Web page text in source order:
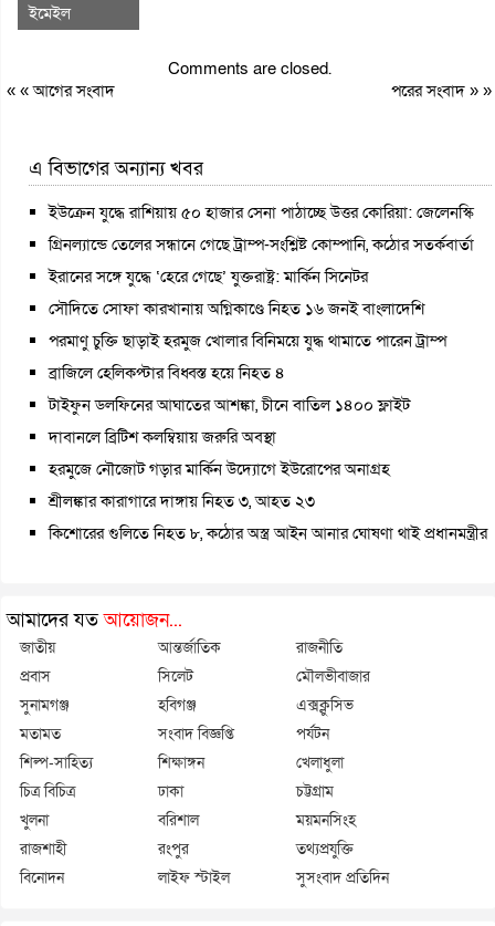
ইমেইল
Comments are closed.
« «আগের সংবাদ পরের সংবাদ» »
এ বিভাগের অন্যান্য খবর
ইউক্রেন যুদ্ধে রাশিয়ায় ৫০ হাজার সেনা পাঠাচ্ছে উত্তর কোরিয়া: জেলেনস্কি
গ্রিনল্যান্ডে তেলের সন্ধানে গেছে ট্রাম্প-সংশ্লিষ্ট কোম্পানি, কঠোর সতর্কবার্তা
ইরানের সঙ্গে যুদ্ধে ‘হেরে গেছে’ যুক্তরাষ্ট্র: মার্কিন সিনেটর
সৌদিতে সোফা কারখানায় অগ্নিকাণ্ডে নিহত ১৬ জনই বাংলাদেশি
পরমাণু চুক্তি ছাড়াই হরমুজ খোলার বিনিময়ে যুদ্ধ থামাতে পারেন ট্রাম্প
ব্রাজিলে হেলিকপ্টার বিধ্বস্ত হয়ে নিহত ৪
টাইফুন ডলফিনের আঘাতের আশঙ্কা, চীনে বাতিল ১৪০০ ফ্লাইট
দাবানলে ব্রিটিশ কলম্বিয়ায় জরুরি অবস্থা
হরমুজে নৌজোট গড়ার মার্কিন উদ্যোগে ইউরোপের অনাগ্রহ
শ্রীলঙ্কার কারাগারে দাঙ্গায় নিহত ৩, আহত ২৩
কিশোরের গুলিতে নিহত ৮, কঠোর অস্ত্র আইন আনার ঘোষণা থাই প্রধানমন্ত্রীর
আমাদের যতআয়োজন...
জাতীয় আন্তর্জাতিক
রাজনীতি
প্রবাস
সিলেট
মৌলভীবাজার
সুনামগঞ্জ
হবিগঞ্জ
এক্সক্লুসিভ
মতামত
সংবাদ বিজ্ঞপ্তি
পর্যটন
শিল্প-সাহিত্য
শিক্ষাঙ্গন
খেলাধুলা
চিত্র বিচিত্র
ঢাকা
চট্টগ্রাম
খুলনা
বরিশাল
ময়মনসিংহ
রাজশাহী
রংপুর
তথ্যপ্রযুক্তি
বিনোদন
লাইফ স্টাইল সুসংবাদ প্রতিদিন